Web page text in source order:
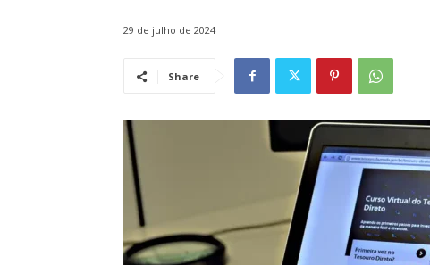
29 de julho de 2024
Share